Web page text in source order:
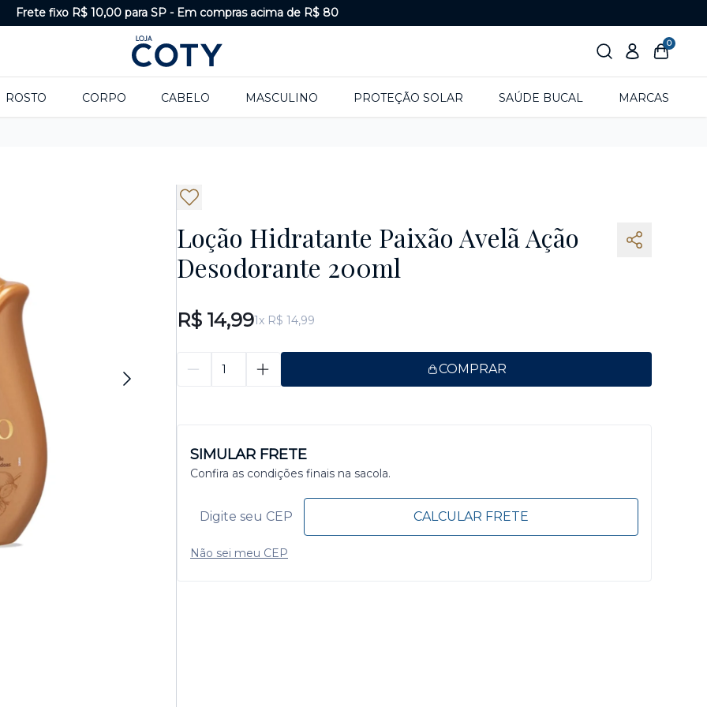
Frete fixo R$ 10,00 para SP - Em compras acima de R$ 80
0
ROSTO CORPO CABELO MASCULINO PROTEÇÃO SOLAR SAÚDE BUCAL MARCAS
Loção Hidratante Paixão Avelã Ação
Desodorante 200ml
R$ 14,991x R$ 14,99
COMPRAR
SIMULAR FRETE
Confira as condições finais na sacola.
CALCULAR FRETE
Não sei meu CEP